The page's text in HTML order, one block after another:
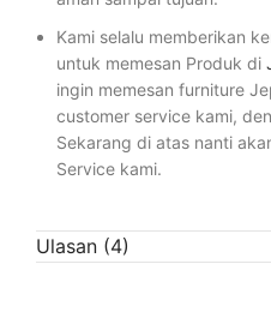
Kami selalu memberikan
untuk memesan Produk di
ingin memesan furniture
customer service kami,
Sekarang di atas nanti
Service kami.
Ulasan (4)